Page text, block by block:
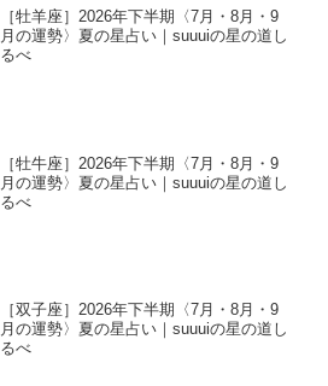
［牡羊座］2026年下半期〈7月・8月・9
月の運勢〉夏の星占い｜suuuiの星の道し
るべ
［牡牛座］2026年下半期〈7月・8月・9
月の運勢〉夏の星占い｜suuuiの星の道し
るべ
［双子座］2026年下半期〈7月・8月・9
月の運勢〉夏の星占い｜suuuiの星の道し
るべ